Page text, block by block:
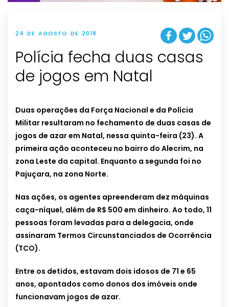
24 DE AGOSTO DE 2018
Polícia fecha duas casas
de jogos em Natal
Duas operações da Força Nacional e da Polícia
Militar resultaram no fechamento de duas casas de
jogos de azar em Natal, nessa quinta-feira (23). A
primeira ação aconteceu no bairro do Alecrim, na
zona Leste da capital. Enquanto a segunda foi no
Pajuçara, na zona Norte.
Nas ações, os agentes apreenderam dez máquinas
caça-níquel, além de R$ 500 em dinheiro. Ao todo, 11
pessoas foram levadas para a delegacia, onde
assinaram Termos Circunstanciados de Ocorrência
(TCO).
Entre os detidos, estavam dois idosos de 71 e 65
anos, apontados como donos dos imóveis onde
funcionavam jogos de azar.